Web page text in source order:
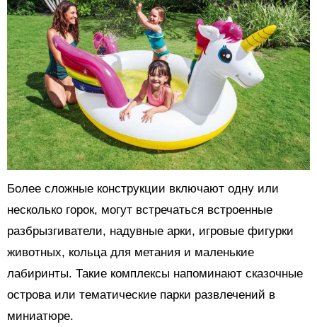
Более сложные конструкции включают одну или
несколько горок, могут встречаться встроенные
разбрызгиватели, надувные арки, игровые фигурки
животных, кольца для метания и маленькие
лабиринты. Такие комплексы напоминают сказочные
острова или тематические парки развлечений в
миниатюре.